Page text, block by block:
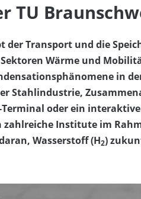
TU
der Transport und die
Wärme und
in
Stahlindustrie,
Terminal oder ein
Institute im
Wasserstoff (H2)